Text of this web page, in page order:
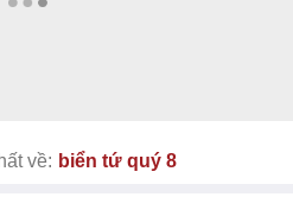
về: biển tứ quý 8